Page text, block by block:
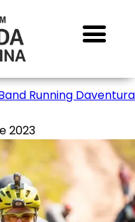
Running Daventura
2023